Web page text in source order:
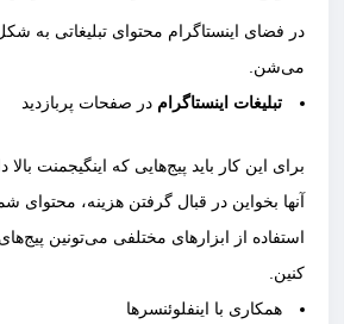
در فضای اینستاگرام محتوای تبلیغاتی به
می‌شن.
تبلیغات اینستاگرام در صفحات پربازدید
برای این کار باید پیج‌هایی که اینگیجمنت بالا
آنها بخواین در قبال گرفتن هزینه، محتوای
استفاده از ابزارهای مختلفی می‌تونین
کنین.
همکاری با اینفلوئنسرها